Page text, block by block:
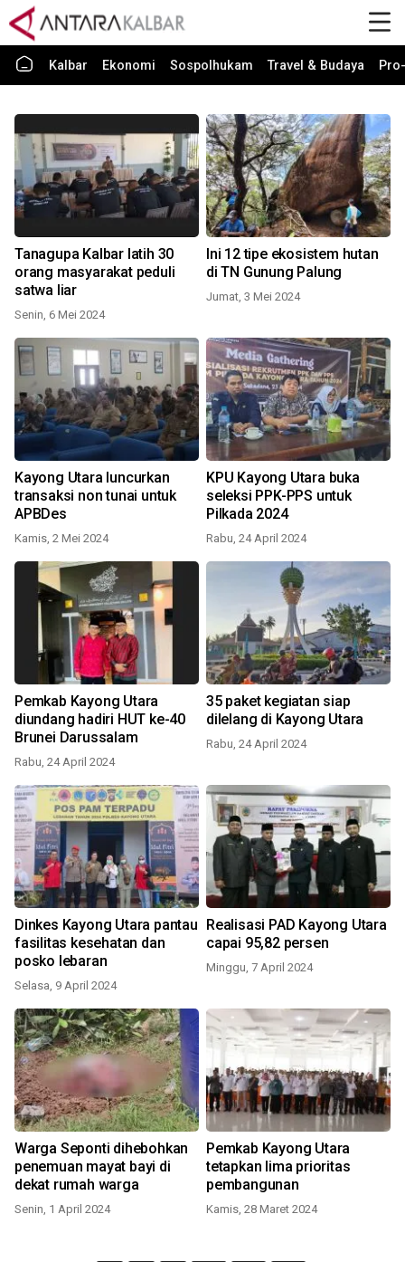
Kalbar Ekonomi Sospolhukam Travel & Budaya
Tanagupa Kalbar latih 30
orang masyarakat peduli
satwa liar
Senin, 6 Mei 2024
Ini 12 tipe ekosistem hutan
di TN Gunung Palung
Jumat, 3 Mei 2024
Kayong Utara luncurkan
transaksi non tunai untuk
APBDes
Kamis, 2 Mei 2024
KPU Kayong Utara buka
seleksi PPK-PPS untuk
Pilkada 2024
Rabu, 24 April 2024
Pemkab Kayong Utara
diundang hadiri HUT ke-40
Brunei Darussalam
Rabu, 24 April 2024
35 paket kegiatan siap
dilelang di Kayong Utara
Rabu, 24 April 2024
Dinkes Kayong Utara pantau
fasilitas kesehatan dan
posko lebaran
Selasa, 9 April 2024
Realisasi PAD Kayong Utara
capai 95,82 persen
Minggu, 7 April 2024
Warga Seponti dihebohkan
penemuan mayat bayi di
dekat rumah warga
Senin, 1 April 2024
Pemkab Kayong Utara
tetapkan lima prioritas
pembangunan
Kamis, 28 Maret 2024